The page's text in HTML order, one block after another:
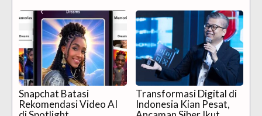
Snapchat Batasi
Rekomendasi Video AI
Transformasi Digital di
Indonesia Kian Pesat,